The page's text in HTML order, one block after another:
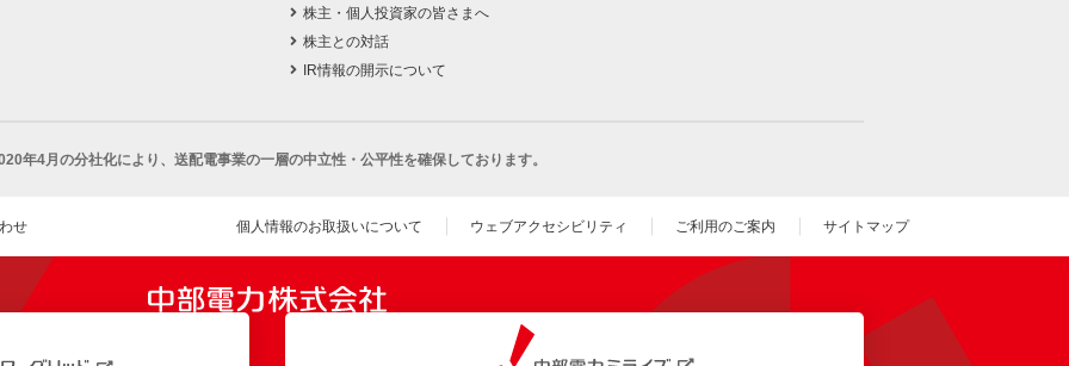
株主・個人投資家の皆さまへ
株主との対話
IR情報の開示について
年4月の分社化により、 送配電事業の一層の中立性・公平性を確保しております。
せ 個人情報のお取扱いについて ウェブアクセシビリティ ご利用のご案内 サイトマップ